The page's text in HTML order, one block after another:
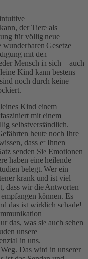
der Tiere als
für völlig neue
Gesetze
mit den
Mensch in sich – auch
Kind kann bestens
noch durch keine
Kind einem
mit einem
selbstverständlich.
heute noch Ihre
dass er Ihnen
senden Sie Emotionen
haben eine heilende
belegt. Wer ein
krank und ist viel
dass wir die Antworten
können. Es
das ist wirklich schade!
das, was sie auch sehen
unsere
in uns.
Das wird in unserer